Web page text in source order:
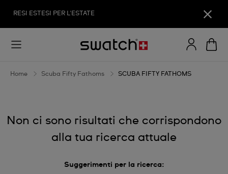
RESI ESTESI PER L'ESTATE
SCUBA
FIFTY
FATHOMS
Home Scuba Fifty Fathoms SCUBA FIFTY FATHOMS
Non ci sono risultati che corrispondono
alla tua ricerca attuale
Suggerimenti per la ricerca: